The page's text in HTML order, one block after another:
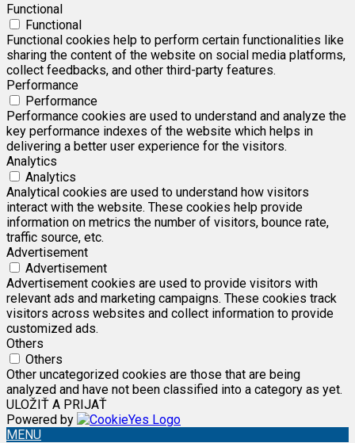
Functional
Functional
Functional cookies help to perform certain functionalities like
sharing the content of the website on social media platforms,
collect feedbacks, and other third-party features.
Performance
Performance
Performance cookies are used to understand and analyze the
key performance indexes of the website which helps in
delivering a better user experience for the visitors.
Analytics
Analytics
Analytical cookies are used to understand how visitors
interact with the website. These cookies help provide
information on metrics the number of visitors, bounce rate,
traffic source, etc.
Advertisement
Advertisement
Advertisement cookies are used to provide visitors with
relevant ads and marketing campaigns. These cookies track
visitors across websites and collect information to provide
customized ads.
Others
Others
Other uncategorized cookies are those that are being
analyzed and have not been classified into a category as yet.
ULOŽIŤ A PRIJAŤ
Powered by
MENU